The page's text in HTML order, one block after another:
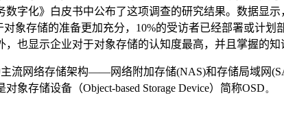
数字化》白皮书中公布了这项调查的研究结果。数据显示
象存储的准备更加充分， 10%的受访者已经部署或计划
也显示企业对于对象存储的认知度最高，并且掌握的知
流网络存储架构——网络附加存储(NAS)和存储局域网
对象存储设备（Object-based Storage Device）简称OSD。